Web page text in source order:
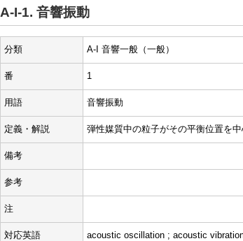
A-I-1. 音響振動
分類 A-I 音響一般（一般）
番 1
用語 音響振動
定義・解説 弾性媒質中の粒子がその平衡位置を中
備考
参考
注
対応英語 acoustic oscillation ; acoustic